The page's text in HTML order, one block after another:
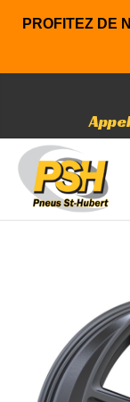
PROFITEZ DE